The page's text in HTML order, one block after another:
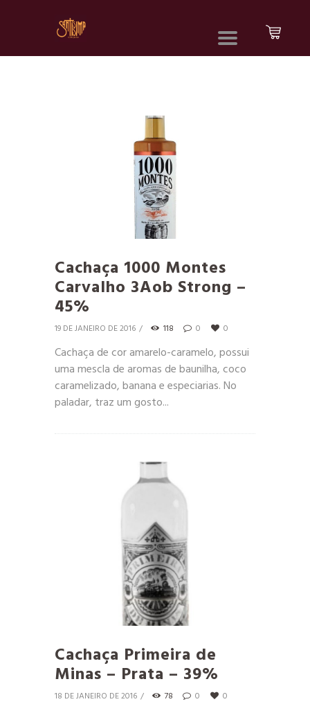
Cachaça 1000 Montes
Carvalho 3Aob Strong –
45%
19 DE JANEIRO DE 2016 118 0 0
Cachaça de cor amarelo-caramelo, possui
uma mescla de aromas de baunilha, coco
caramelizado, banana e especiarias. No
paladar, traz um gosto...
Cachaça Primeira de
Minas – Prata – 39%
18 DE JANEIRO DE 2016 78 0 0